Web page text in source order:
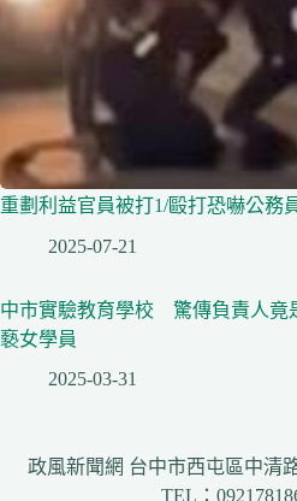
重劃利益官員被打1/毆打恐嚇公務
2025-07-21
中市實驗教育學校 驚傳負責人竟
褻女學員
2025-03-31
政風新聞網 台中市西屯區中清
TEL：